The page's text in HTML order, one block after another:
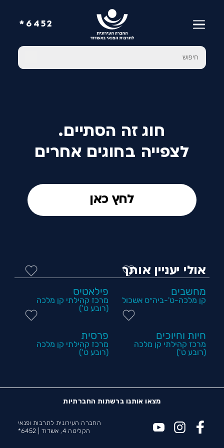
6452*
חוג זה הסתיים.
לצפייה בחוגים אחרים
לחץ כאן
אולי יעניין אותך
מחשבים
קן מלכה-ט'-ביה״ס אשכול
פילאטיס
מרכז קהילתי קן מלכה
(רובע ט')
חיות וחיוכים
מרכז קהילתי קן מלכה
(רובע ט')
פרסית
מרכז קהילתי קן מלכה
(רובע ט')
מצאו אותנו ברשתות החברתיות
החברה העירונית לתרבות ופנאי
הקליטה 4, אשדוד |
6452*